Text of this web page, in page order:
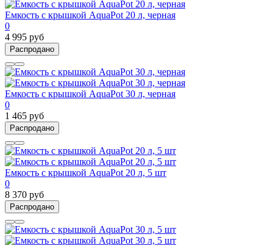
Емкость с крышкой AquaPot 20 л, черная
0
4 995 руб
Распродано
Емкость с крышкой AquaPot 30 л, черная
0
1 465 руб
Распродано
Емкость с крышкой AquaPot 20 л, 5 шт
0
8 370 руб
Распродано